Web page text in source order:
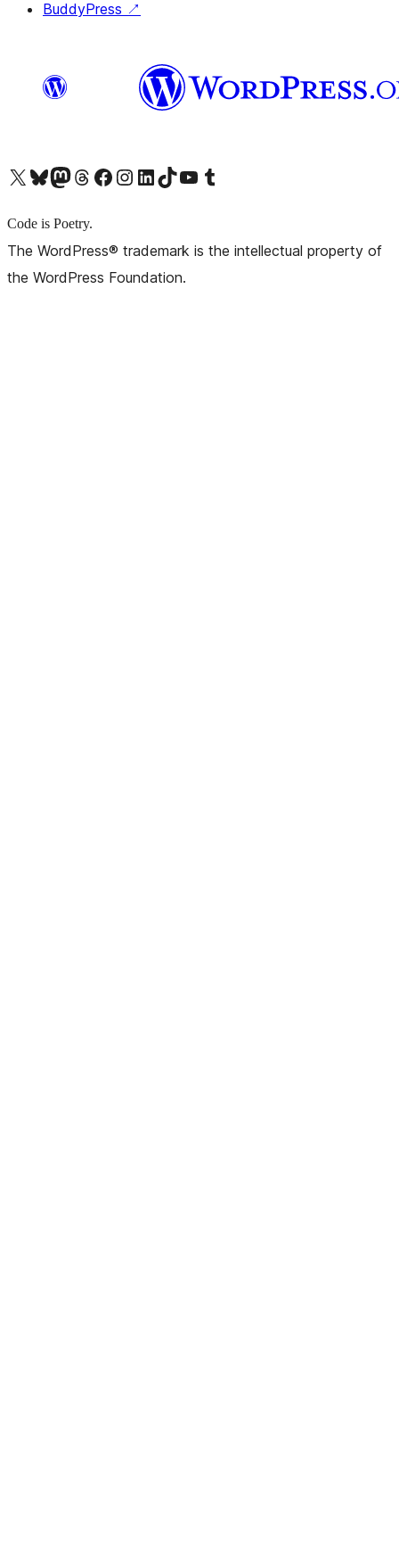
BuddyPress ↗
X (旧 Twitter) アカウントへBluesky アカウントへMastodon アカウントへThreads アカウントへ Facebook ページへInstagram アカウントへ LinkedIn アカウントへTikTok アカウントへYouTube チャンネルへ Tumblr アカウントへ
Code is Poetry.
The WordPress® trademark is the intellectual property of
the WordPress Foundation.